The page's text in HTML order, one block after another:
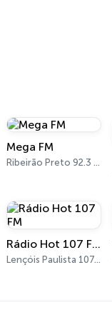
Mega FM
Ribeirão Preto 92.3 FM
Rádio Hot 107 FM
Lençóis Paulista 107.7 FM